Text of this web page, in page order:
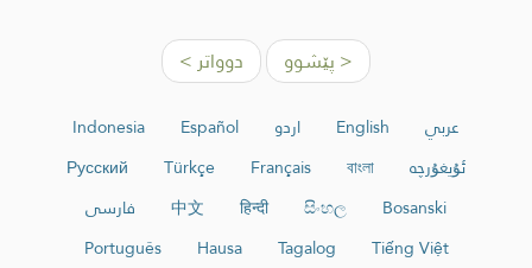
< پێشوو دوواتر >
عربي English اردو Español
Indonesia
ئۇيغۇرچە
বাংলা
Français
Türkçe
Русский
Bosanski
සිංහල
हिन्दी
中文
فارسی
Tiếng Việt
Tagalog
Hausa
Português